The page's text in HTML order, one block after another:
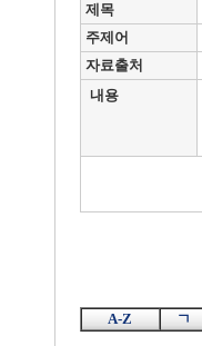
제목
주제어
자료출처
내용
A-Z ㄱ